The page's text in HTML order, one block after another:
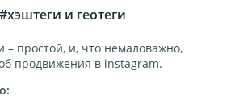
и геотеги
– простой, и, что немаловажно,
продвижения в instagram.